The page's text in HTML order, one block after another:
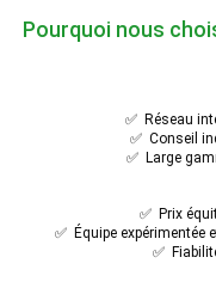
Pourquoi nous
✅ Réseau
✅ Conseil
✅ Large
✅ Prix
✅ Équipe expérimentée
✅